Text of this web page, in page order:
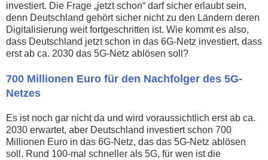
investiert. Die Frage „jetzt schon“ darf sicher erlaubt sein,
denn Deutschland gehört sicher nicht zu den Ländern deren
Digitalisierung weit fortgeschritten ist. Wie kommt es also,
dass Deutschland jetzt schon in das 6G-Netz investiert, dass
erst ab ca. 2030 das 5G-Netz ablösen soll?
700 Millionen Euro für den Nachfolger des 5G-
Netzes
Es ist noch gar nicht da und wird voraussichtlich erst ab ca.
2030 erwartet, aber Deutschland investiert schon 700
Millionen Euro in das 6G-Netz, das das 5G-Netz ablösen
soll. Rund 100-mal schneller als 5G, für wen ist die